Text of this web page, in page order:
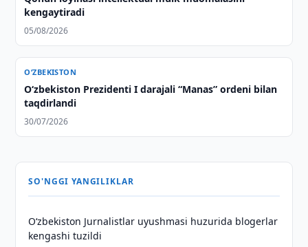
kengaytiradi
05/08/2026
O‘ZBEKISTON
Oʻzbekiston Prezidenti I darajali “Manas” ordeni bilan
taqdirlandi
30/07/2026
SO'NGGI YANGILIKLAR
O‘zbekiston Jurnalistlar uyushmasi huzurida blogerlar
kengashi tuzildi